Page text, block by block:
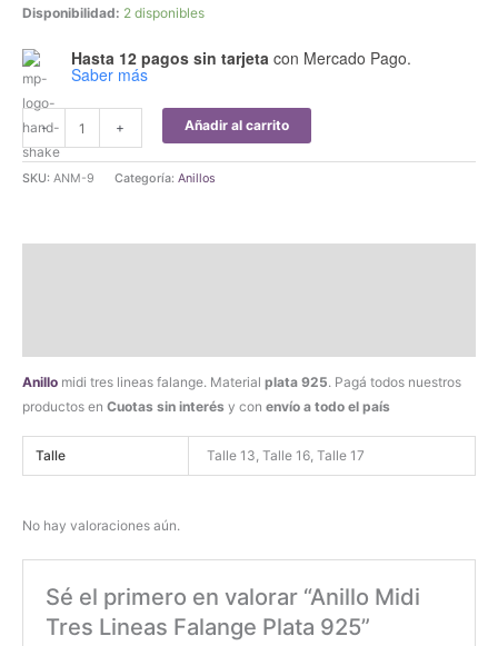
Disponibilidad: 2 disponibles
Hasta 12 pagos sin tarjeta con Mercado Pago.
Saber más
-
Anillo
Midi
Tres
Plata
+ Añadir al carrito
SKU: ANM-9 Categoría: Anillos
Anillo midi tres lineas falange. Material plata 925. Pagá todos nuestros
productos en Cuotas sin interés y con envío a todo el país
Talle Talle 13, Talle 16, Talle 17
No hay valoraciones aún.
Sé el primero en valorar “Anillo Midi
Tres Lineas Falange Plata 925”